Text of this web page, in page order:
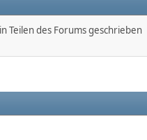
Teilen des Forums geschrieben